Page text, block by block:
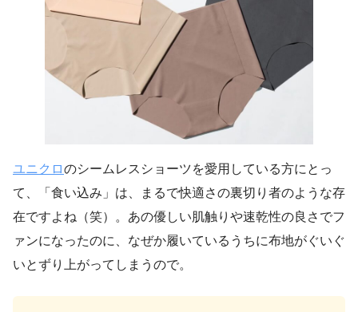
ユニクロのシームレスショーツを愛用している方にとっ
て、「食い込み」は、まるで快適さの裏切り者のような存
在ですよね（笑）。あの優しい肌触りや速乾性の良さでフ
ァンになったのに、なぜか履いているうちに布地がぐいぐ
いとずり上がってしまうので。